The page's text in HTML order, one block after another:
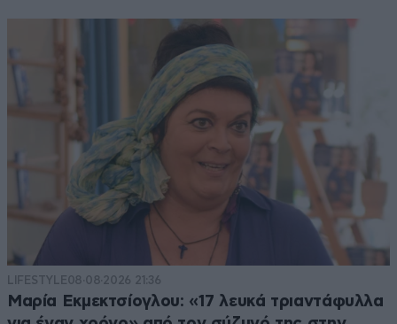
LIFESTYLE08·08·2026 21:36
Μαρία Εκμεκτσίογλου: «17 λευκά τριαντάφυλλα